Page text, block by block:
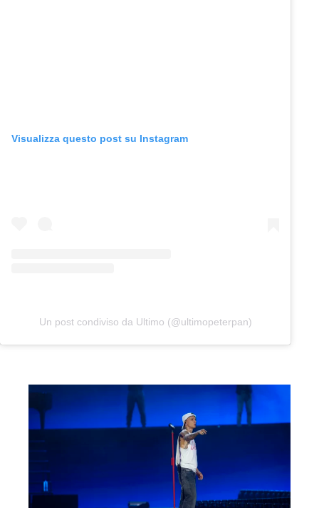
Visualizza questo post su Instagram
Un post condiviso da Ultimo (@ultimopeterpan)